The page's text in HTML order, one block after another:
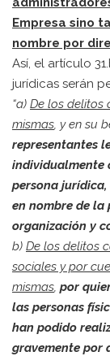
Empresa sino
nombre por
Así, el artículo
jurídicas serán
“a) De los delitos
mismas, y en su
representantes
individualmente
persona
en nombre de
organización y
b) De los delitos
sociales y por
mismas, por
las personas
han podido
gravemente por